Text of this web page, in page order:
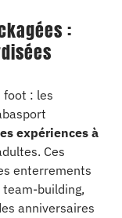
:
foot : les
expériences à
Ces
enterrements
building,
anniversaires